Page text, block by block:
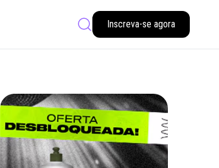
Inscreva-se agora